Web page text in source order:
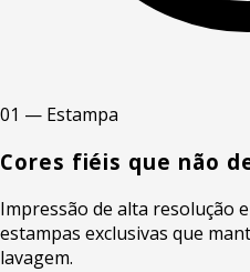
01 — Estampa
Cores fiéis que não
Impressão de alta resolução
estampas exclusivas que
lavagem.